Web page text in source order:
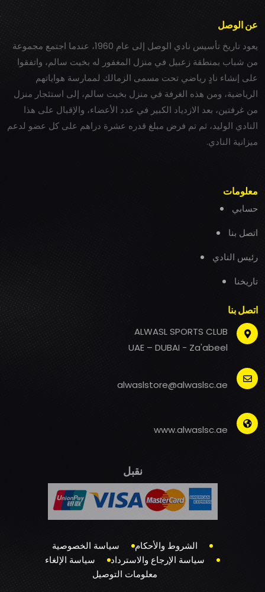
عن الوصل
يعود تاريخ تأسيس نادي الوصل إلى عام 1960، عندما اجتمع مجموعة
من شباب بمنطقة زعبيل في منزل المغفور له بخيت سالم، واتفقوا
على إنشاء نادٍ رياضي تحت مسمى الزمالك لممارسة هواياتهم
الرياضية، ومن هذه الغرفة في منزل بخيت سالم، إلى استئجار منزل
من غرفتين، بعد الازدياد الكبير في عدد الأعضاء، والإقبال على هذا
النادي الوليد، ثم تم فرض مبلغ قدره عشرة دراهم على كل عضو لدعم
ميزانية النادي.
معلومات
حسابي
اتصل بنا
رئيس النادي
تاريخنا
اتصل بنا
ALWASL SPORTS CLUB
UAE – DUBAI - Za'abeel
alwaslstore@alwaslsc.ae
www.alwaslsc.ae
نقبل
الشروط والأحكام
سياسة الخصوصية
سياسة الإرجاع والاسترداد
سياسة الإلغاء
معلومات التوصيل